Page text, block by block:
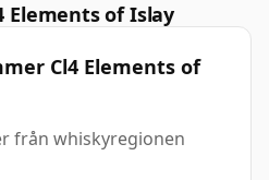
Elements of Islay
Cl4 Elements of
från whiskyregionen